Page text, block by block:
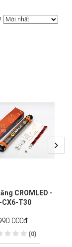
CROMLED -
CX6-T30
đ
(0)